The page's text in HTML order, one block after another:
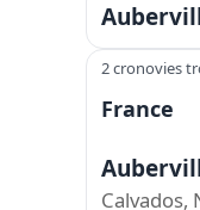
2 cronovies
France
Calvados,